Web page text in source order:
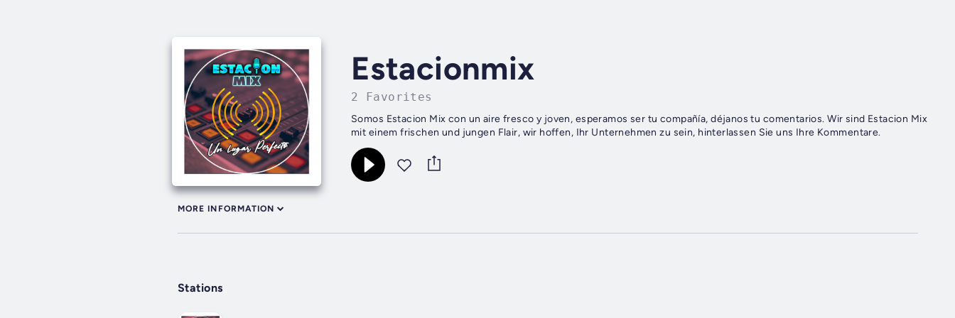
Estacionmix
2 Favorites
Somos Estacion Mix con un aire fresco y joven, esperamos ser tu compañía, déjanos tu comentarios. Wir sind Estacion Mix
mit einem frischen und jungen Flair, wir hoffen, Ihr Unternehmen zu sein, hinterlassen Sie uns Ihre Kommentare.
MORE INFORMATION
Stations